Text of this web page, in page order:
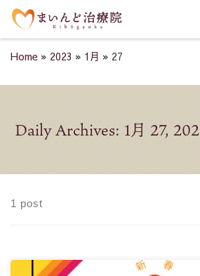
Skip to content
Home » 2023 » 1月 » 27
Daily Archives: 1月 27,
1 post